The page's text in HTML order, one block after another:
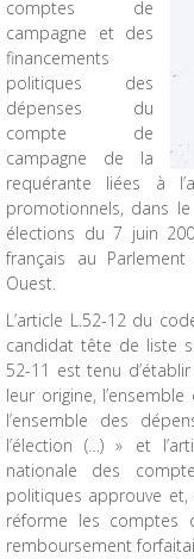
comptes de
campagne et des
financements
politiques des
dépenses du
compte de
campagne de la
requérante liées à
promotionnels, dans
élections du 7 juin
français au
Ouest.
L’article L.52-12 du
candidat tête de liste
52-11 est tenu
leur origine,
l’ensemble des
l’élection (…) » et
nationale des
politiques approuve
réforme les comptes
remboursement